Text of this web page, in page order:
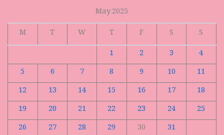
May 2025
M
T W T F S
S
1
2 3
4
5
6 7 8 9 10
11
12
13 14 15 16 17
18
19
20 21 22 23 24
25
26
27 28 29 30 31